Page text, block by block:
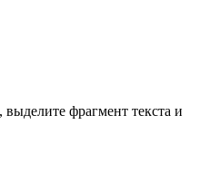
фрагмент текста и